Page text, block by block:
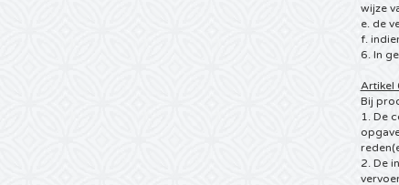
wijze
e. de
f.
6. In
Artikel
Bij
1. De
2. De